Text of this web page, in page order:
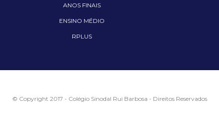
ANOS FINAIS
ENSINO MÉDIO
RPLUS
© Copyright 2017 - Colégio Sinodal Rui Barbosa - Direitos Reservados